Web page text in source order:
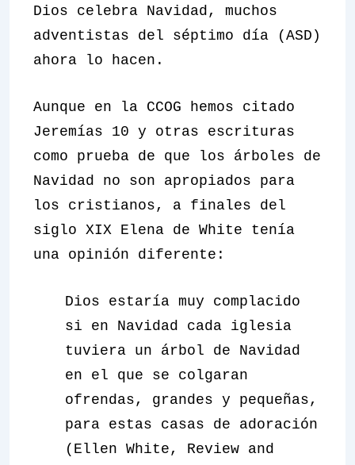
Dios celebra Navidad, muchos
adventistas del séptimo día (ASD)
ahora lo hacen.
Aunque en la CCOG hemos citado
Jeremías 10 y otras escrituras
como prueba de que los árboles de
Navidad no son apropiados para
los cristianos, a finales del
siglo XIX Elena de White tenía
una opinión diferente:
Dios estaría muy complacido
si en Navidad cada iglesia
tuviera un árbol de Navidad
en el que se colgaran
ofrendas, grandes y pequeñas,
para estas casas de adoración
(Ellen White, Review and